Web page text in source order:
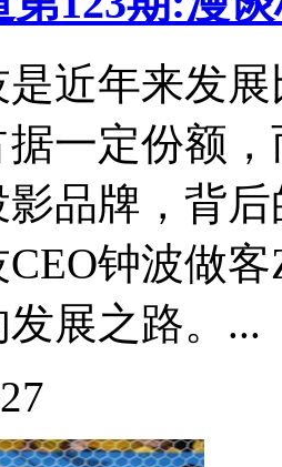
近年来发
一定份额
影品牌，背
钟波做
展之路。...